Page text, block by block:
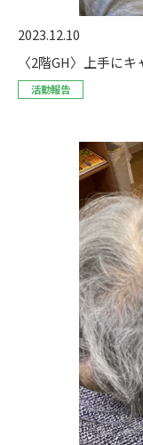
2023.12.10
〈2階GH〉上手にキ
活動報告